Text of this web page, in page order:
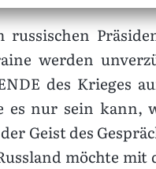
russischen
werden
des Krieges
es nur sein kann,
Geist des
möchte